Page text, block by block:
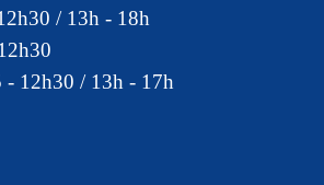
/ 13h - 18h
- 12h30 / 13h - 17h